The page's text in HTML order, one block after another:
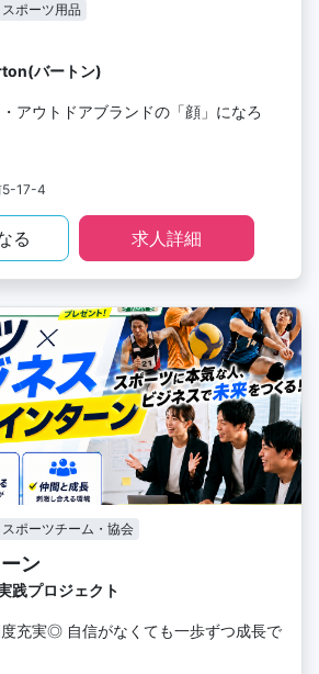
スポーツ用品
バートン)
アウトドアブランドの「顔」になろ
5-17-4
る 求人詳細
スポーツチーム・協会
ン
践プロジェクト
充実◎ 自信がなくても一歩ずつ成長で